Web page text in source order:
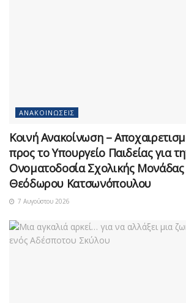
ΑΝΑΚΟΙΝΏΣΕΙΣ
Κοινή Ανακοίνωση –
προς το Υπουργείο Παιδείας για
Ονοματοδοσία Σχολικής
Θεόδωρου Κατσωνόπουλου
7 Αυγούστου 2026